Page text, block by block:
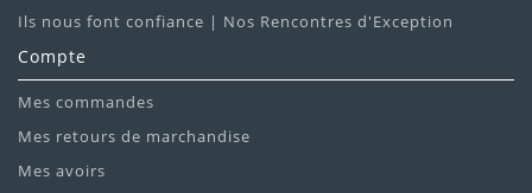
Ils nous font confiance | Nos Rencontres d'Exception
Compte
Mes commandes
Mes retours de marchandise
Mes avoirs